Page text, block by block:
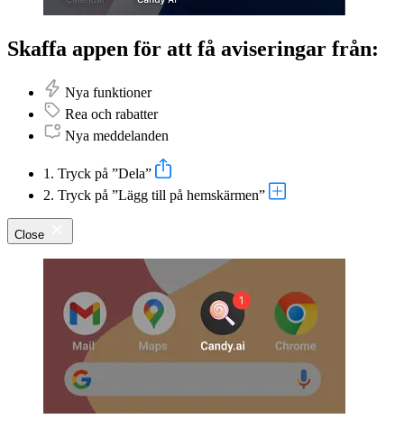
Skaffa appen för att få aviseringar från:
Nya funktioner
Rea och rabatter
Nya meddelanden
1. Tryck på ”Dela”
2. Tryck på ”Lägg till på hemskärmen”
Close